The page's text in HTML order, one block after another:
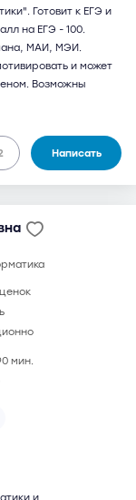
Готовит к ЕГЭ и
на ЕГЭ - 100.
МАИ, МЭИ.
и может
Возможны
Написать
мин.